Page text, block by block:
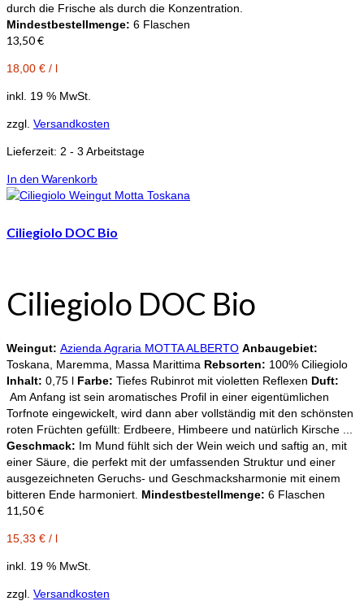
durch die Frische als durch die Konzentration.
Mindestbestellmenge: 6 Flaschen
13,50€
18,00 € / l
inkl. 19 % MwSt.
zzgl. Versandkosten
Lieferzeit: 2 - 3 Arbeitstage
In den Warenkorb
Ciliegiolo DOC Bio
Ciliegiolo DOC Bio
Weingut: Azienda Agraria MOTTA ALBERTO Anbaugebiet:
Toskana, Maremma, Massa Marittima Rebsorten: 100% Ciliegiolo
Inhalt: 0,75 l Farbe: Tiefes Rubinrot mit violetten Reflexen Duft:
Am Anfang ist sein aromatisches Profil in einer eigentümlichen
Torfnote eingewickelt, wird dann aber vollständig mit den schönsten
roten Früchten gefüllt: Erdbeere, Himbeere und natürlich Kirsche ...
Geschmack: Im Mund fühlt sich der Wein weich und saftig an, mit
einer Säure, die perfekt mit der umfassenden Struktur und einer
ausgezeichneten Geruchs- und Geschmacksharmonie mit einem
bitteren Ende harmoniert. Mindestbestellmenge: 6 Flaschen
11,50€
15,33 € / l
inkl. 19 % MwSt.
zzgl. Versandkosten